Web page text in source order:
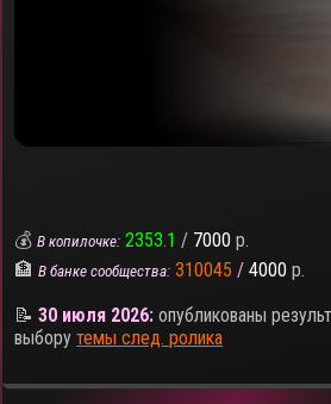
💰В копилочке: 2353.1 / 7000 р.
🏦В банке сообщества: 310045 / 4000 р.
📝30 июля 2026: опубликованы
выборутемы след. ролика